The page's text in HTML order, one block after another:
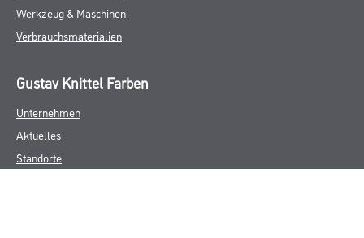
Werkzeug & Maschinen
Verbrauchsmaterialien
Gustav Knittel Farben
Unternehmen
Aktuelles
Standorte